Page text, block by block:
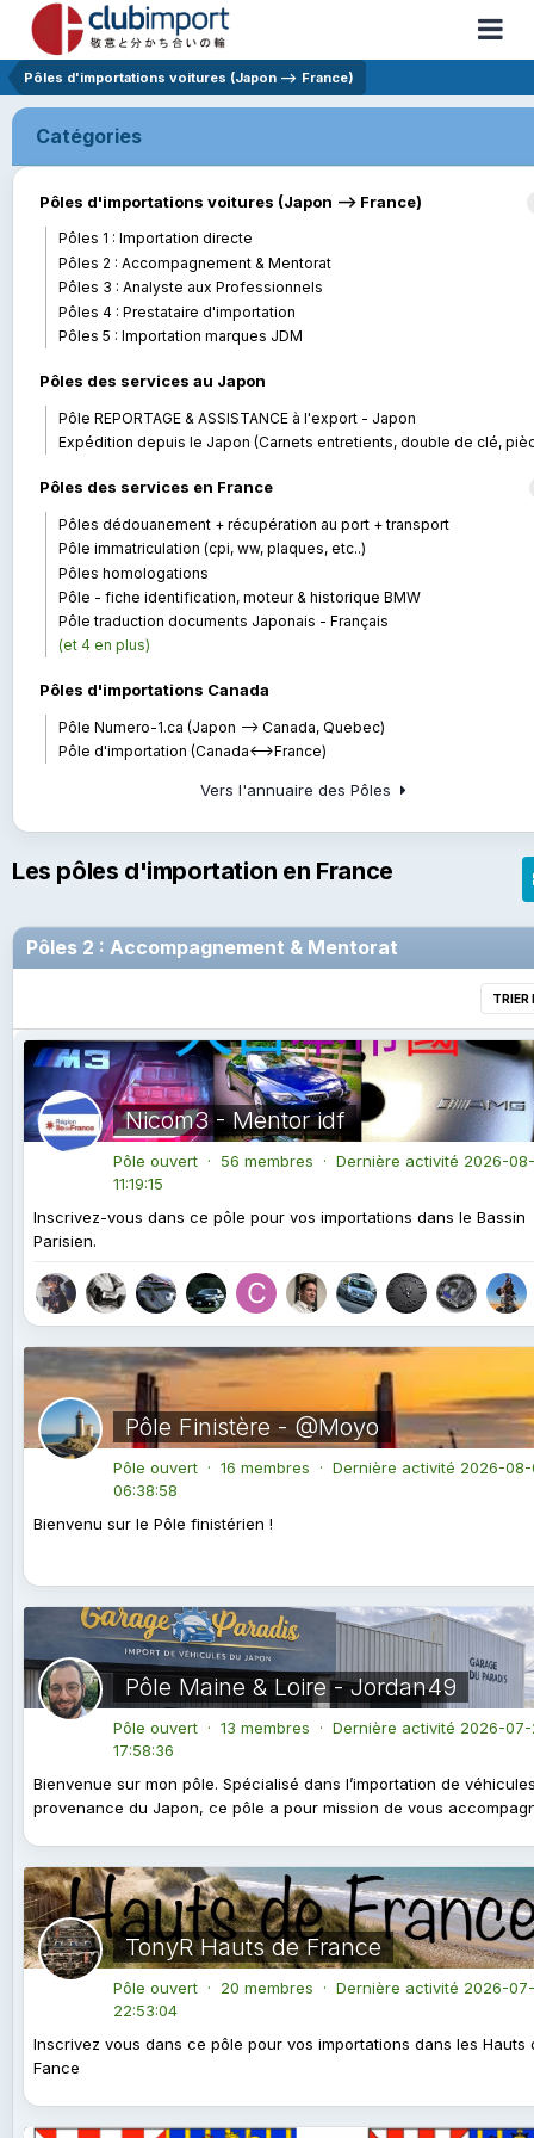
Pôles d'importations voitures (Japon --> France)
Catégories
Pôles d'importations voitures (Japon --> France)
Pôles 1 : Importation directe
Pôles 2 : Accompagnement & Mentorat
Pôles 3 : Analyste aux Professionnels
Pôles 4 : Prestataire d'importation
Pôles 5 : Importation marques JDM
Pôles des services au Japon
Pôle REPORTAGE & ASSISTANCE à l'export - Japon
Expédition depuis le Japon (Carnets entretients, double de clé,
Pôles des services en France
Pôles dédouanement + récupération au port + transport
Pôle immatriculation (cpi, ww, plaques, etc..)
Pôles homologations
Pôle - fiche identification, moteur & historique BMW
Pôle traduction documents Japonais - Français
(et 4 en plus)
Pôles d'importations Canada
Pôle Numero-1.ca (Japon --> Canada, Quebec)
Pôle d'importation (Canada<-->France)
Vers l'annuaire des Pôles
Les pôles d'importation en France
Pôles 2 : Accompagnement & Mentorat
TRIER
Nicom3 - Mentor idf
Pôle ouvert · 56 membres · Dernière activité 2026-
11:19:15
Inscrivez-vous dans ce pôle pour vos importations dans le Bassin
Parisien.
Pôle Finistère - @Moyo
Pôle ouvert · 16 membres · Dernière activité 2026-
06:38:58
Bienvenu sur le Pôle finistérien !
Pôle Maine & Loire - Jordan49
Pôle ouvert · 13 membres · Dernière activité 2026-
17:58:36
Bienvenue sur mon pôle. Spécialisé dans l’importation de
provenance du Japon, ce pôle a pour mission de vous
TonyR Hauts de France
Pôle ouvert · 20 membres · Dernière activité 2026-
22:53:04
Inscrivez vous dans ce pôle pour vos importations dans les Hauts
Fance